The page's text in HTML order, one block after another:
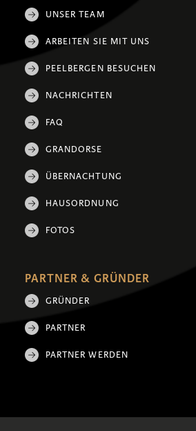
UNSER TEAM
ARBEITEN SIE MIT UNS
PEELBERGEN BESUCHEN
NACHRICHTEN
FAQ
GRANDORSE
ÜBERNACHTUNG
HAUSORDNUNG
FOTOS
PARTNER & GRÜNDER
GRÜNDER
PARTNER
PARTNER WERDEN